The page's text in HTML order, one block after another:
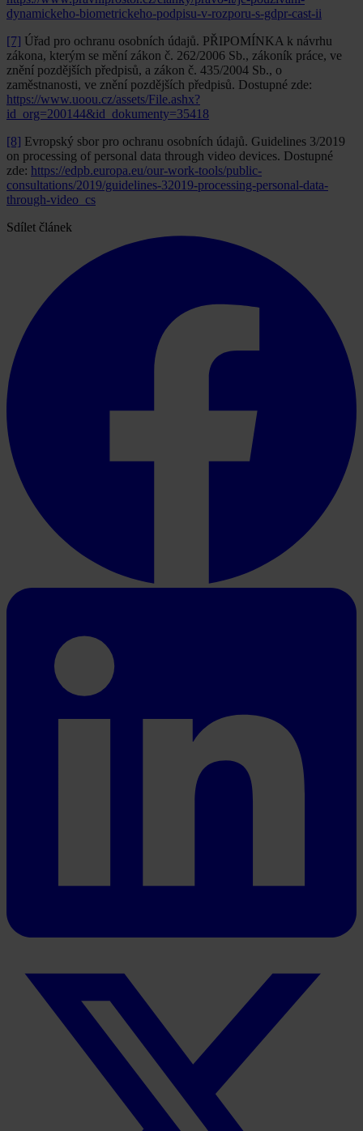
dynamickeho-biometrickeho-podpisu-v-rozporu-s-gdpr-cast-ii
[7] Úřad pro ochranu osobních údajů. PŘIPOMÍNKA k návrhu
zákona, kterým se mění zákon č. 262/2006 Sb., zákoník práce, ve
znění pozdějších předpisů, a zákon č. 435/2004 Sb., o
zaměstnanosti, ve znění pozdějších předpisů. Dostupné zde:
https://www.uoou.cz/assets/File.ashx?
id_org=200144&id_dokumenty=35418
[8] Evropský sbor pro ochranu osobních údajů. Guidelines 3/2019
on processing of personal data through video devices. Dostupné
zde: https://edpb.europa.eu/our-work-tools/public-
consultations/2019/guidelines-32019-processing-personal-data-
through-video_cs
Sdílet článek